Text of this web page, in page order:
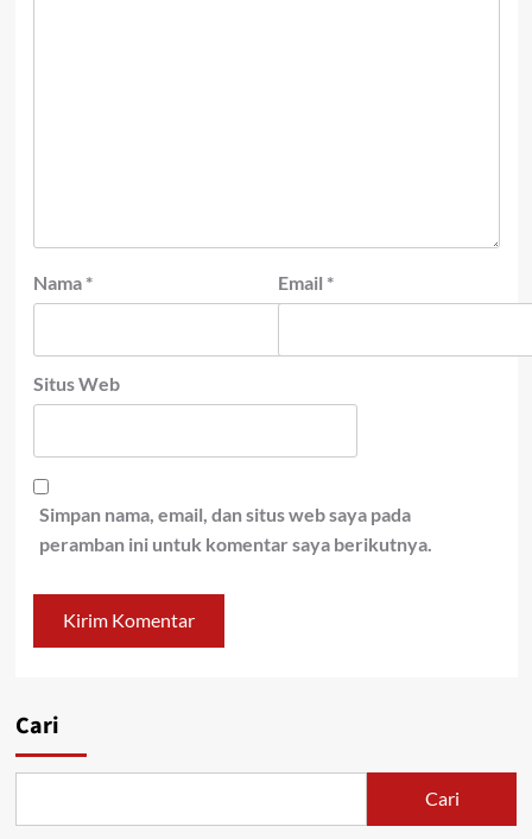
Nama * Email *
Situs Web
Simpan nama, email, dan situs web saya pada
peramban ini untuk komentar saya berikutnya.
Cari
Cari